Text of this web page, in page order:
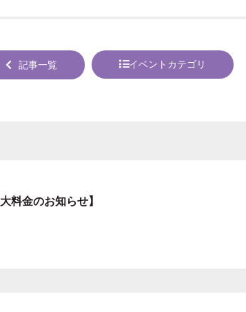
記事一覧 イベントカテゴリ
料金のお知らせ】